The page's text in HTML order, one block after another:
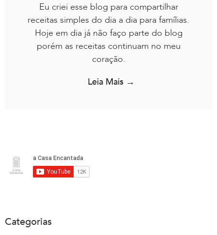
Eu criei esse blog para compartilhar
receitas simples do dia a dia para famílias.
Hoje em dia já não faço parte do blog
porém as receitas continuam no meu
coração.
Leia Mais →
Categorias